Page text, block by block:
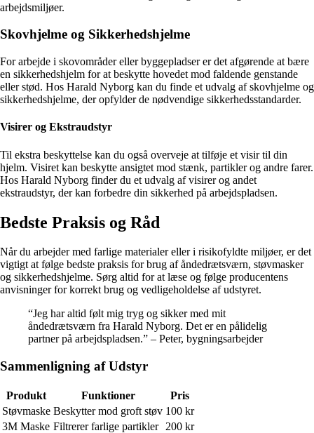
arbejdsmiljøer.
Skovhjelme og Sikkerhedshjelme
For arbejde i skovområder eller byggepladser er det afgørende at bære
en sikkerhedshjelm for at beskytte hovedet mod faldende genstande
eller stød. Hos Harald Nyborg kan du finde et udvalg af skovhjelme og
sikkerhedshjelme, der opfylder de nødvendige sikkerhedsstandarder.
Visirer og Ekstraudstyr
Til ekstra beskyttelse kan du også overveje at tilføje et visir til din
hjelm. Visiret kan beskytte ansigtet mod stænk, partikler og andre farer.
Hos Harald Nyborg finder du et udvalg af visirer og andet
ekstraudstyr, der kan forbedre din sikkerhed på arbejdspladsen.
Bedste Praksis og Råd
Når du arbejder med farlige materialer eller i risikofyldte miljøer, er det
vigtigt at følge bedste praksis for brug af åndedrætsværn, støvmasker
og sikkerhedshjelme. Sørg altid for at læse og følge producentens
anvisninger for korrekt brug og vedligeholdelse af udstyret.
“Jeg har altid følt mig tryg og sikker med mit
åndedrætsværn fra Harald Nyborg. Det er en pålidelig
partner på arbejdspladsen.” – Peter, bygningsarbejder
Sammenligning af Udstyr
Produkt Funktioner
Pris
Støvmaske Beskytter mod groft støv 100 kr
3M Maske Filtrerer farlige partikler 200 kr